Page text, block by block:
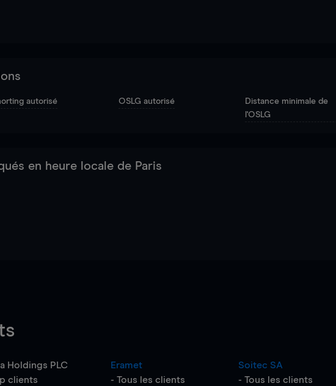
autorisé OSLG autorisé
Distance minimale de
l'OSLG
en heure locale de Paris
Holdings PLC
clients
Eramet
- Tous les clients
Soitec SA
- Tous les clients